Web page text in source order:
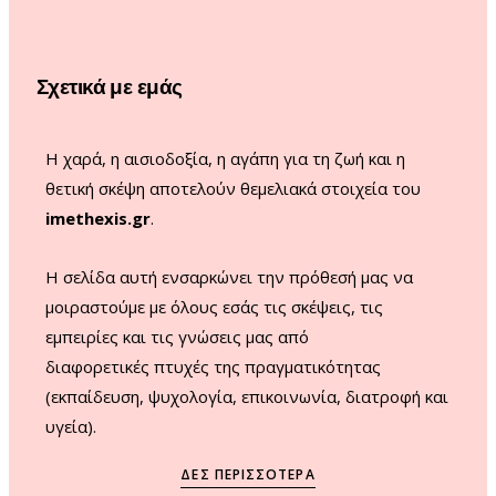
Σχετικά με εμάς
Η χαρά, η αισιοδοξία, η αγάπη για τη ζωή και η
θετική σκέψη αποτελούν θεμελιακά στοιχεία του
imethexis.gr.
H σελίδα αυτή ενσαρκώνει την πρόθεσή μας να
μοιραστούμε με όλους εσάς τις σκέψεις, τις
εμπειρίες και τις γνώσεις μας από
διαφορετικές πτυχές της πραγματικότητας
(εκπαίδευση, ψυχολογία, επικοινωνία, διατροφή και
υγεία).
ΔΕΣ ΠΕΡΙΣΣΌΤΕΡΑ